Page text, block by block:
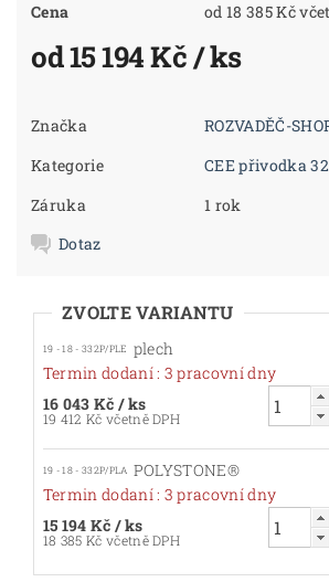
Cena od 18
od 15 194 Kč/ ks
Značka
ROZVADĚČ-
Kategorie
CEE přivodka
Záruka
1 rok
Dotaz
ZVOLTE VARIANTU
19 - 18 - 332P/PLE
plech
Termin dodaní : 3 pracovní dny
16 043 Kč / ks
19 412 Kč včetně DPH
19 - 18 - 332P/PLA POLYSTONE®
Termin dodaní : 3 pracovní dny
15 194 Kč / ks
18 385 Kč včetně DPH